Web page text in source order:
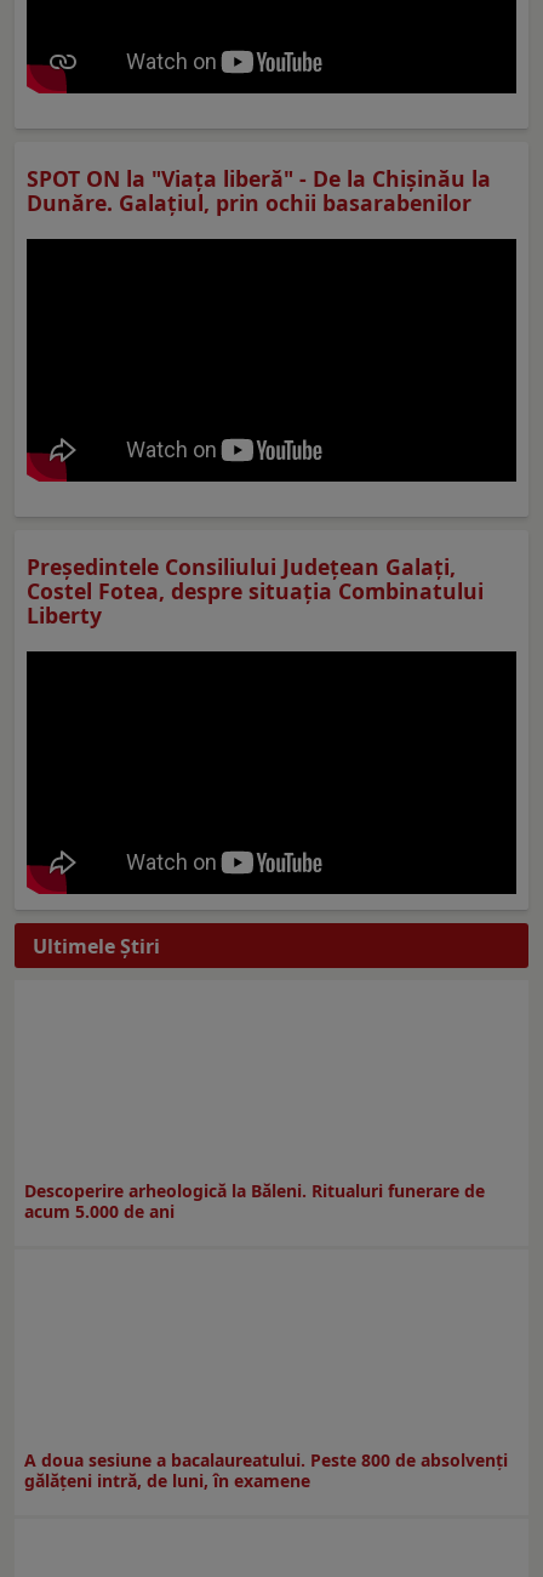
SPOT ON la "Viaţa liberă" - De la Chișinău la
Dunăre. Galațiul, prin ochii basarabenilor
Preşedintele Consiliului Judeţean Galaţi,
Costel Fotea, despre situaţia Combinatului
Liberty
Ultimele Ştiri
Descoperire arheologică la Băleni. Ritualuri funerare de
acum 5.000 de ani
A doua sesiune a bacalaureatului. Peste 800 de absolvenţi
gălăţeni intră, de luni, în examene